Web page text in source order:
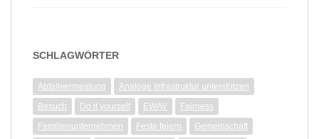
SCHLAGWÖRTER
Abfallvermeidung
Analoge Infrastruktur unterstützen
Besuch
Do it yourself EWAV
Fairness
Familienunternehmen
Feste feiern
Gemeinschaft